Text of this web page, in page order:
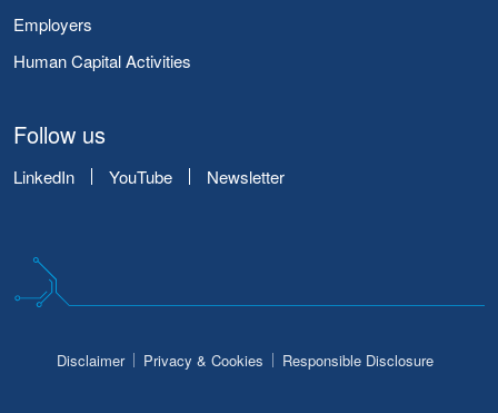
Employers
Human Capital Activities
Follow us
LinkedIn YouTube Newsletter
Disclaimer Privacy & Cookies Responsible Disclosure